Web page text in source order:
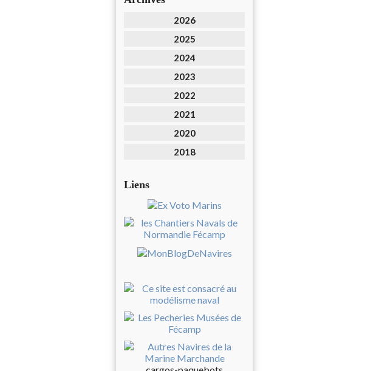
2026
2025
2024
2023
2022
2021
2020
2018
Liens